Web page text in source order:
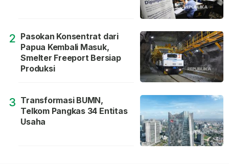
2 Pasokan Konsentrat dari
Papua Kembali Masuk,
Smelter Freeport Bersiap
Produksi
3 Transformasi BUMN,
Telkom Pangkas 34 Entitas
Usaha